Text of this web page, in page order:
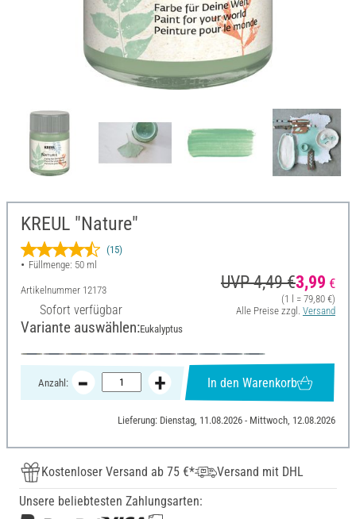
KREUL "Nature"
(15)
Füllmenge: 50 ml
Artikelnummer 12173
Sofort verfügbar
UVP 4,49 €3,99 €
(1 l = 79,80 €)
Alle Preise zzgl. Versand
Variante auswählen:Eukalyptus
Anzahl: In den Warenkorb
Lieferung: Dienstag, 11.08.2026 - Mittwoch, 12.08.2026
Kostenloser Versand ab 75 €*
Versand mit DHL
Unsere beliebtesten Zahlungsarten: